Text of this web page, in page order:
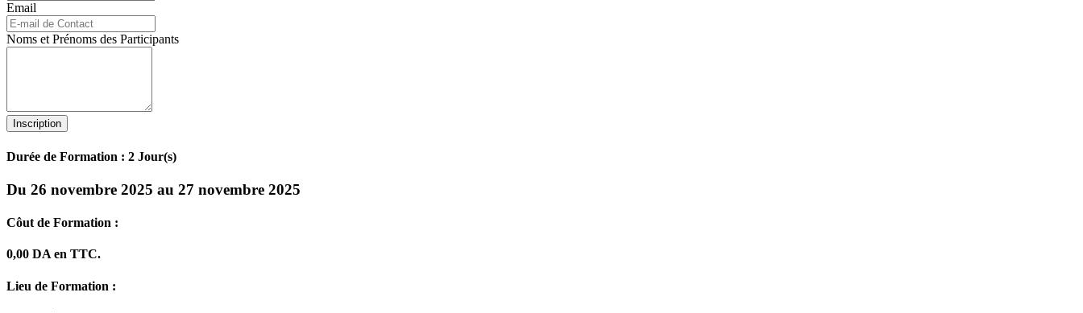
Email
Noms et Prénoms des Participants
Inscription
Durée de Formation : 2 Jour(s)
Du 26 novembre 2025 au 27 novembre 2025
Côut de Formation :
0,00 DA en TTC.
Lieu de Formation :